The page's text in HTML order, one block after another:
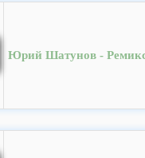
Юрий Шатунов -